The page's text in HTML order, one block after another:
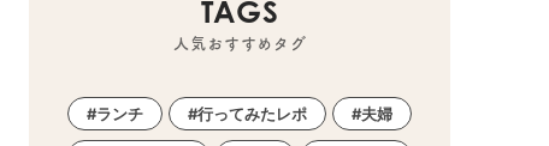
TAGS
人気おすすめタグ
ランチ 行ってみたレポ 夫婦